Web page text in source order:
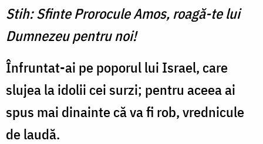
Stih: Sfinte Prorocule Amos, roagă-te lui
Dumnezeu pentru noi!
Înfruntat-ai pe poporul lui Israel, care
slujea la idolii cei surzi; pentru aceea ai
spus mai dinainte că va fi rob, vrednicule
de laudă.